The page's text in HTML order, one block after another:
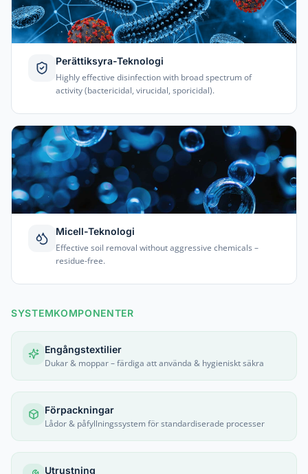
Perättiksyra-Teknologi
Highly effective disinfection with broad spectrum of
activity (bactericidal, virucidal, sporicidal).
Micell-Teknologi
Effective soil removal without aggressive chemicals –
residue-free.
SYSTEMKOMPONENTER
Engångstextilier
Dukar & moppar – färdiga att använda & hygieniskt säkra
Förpackningar
Lådor & påfyllningssystem för standardiserade processer
Utrustning